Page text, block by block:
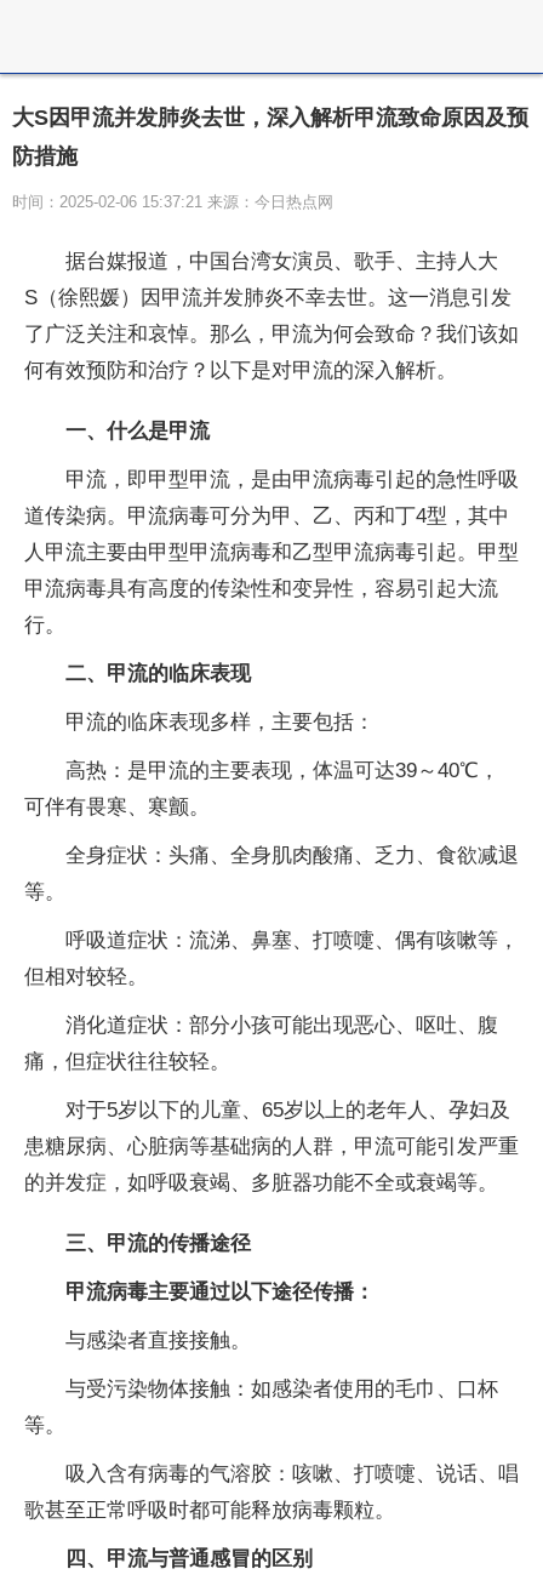
大S因甲流并发肺炎去世，深入解析甲流致命原因及预
防措施
时间：2025-02-06 15:37:21 来源：今日热点网
据台媒报道，中国台湾女演员、歌手、主持人大
S（徐熙媛）因甲流并发肺炎不幸去世。这一消息引发
了广泛关注和哀悼。那么，甲流为何会致命？我们该如
何有效预防和治疗？以下是对甲流的深入解析。
一、 什么是甲流
甲流，即甲型甲流，是由甲流病毒引起的急性呼吸
道传染病。甲流病毒可分为甲、乙、丙和丁4型，其中
人甲流主要由甲型甲流病毒和乙型甲流病毒引起。甲型
甲流病毒具有高度的传染性和变异性，容易引起大流
行。
二、甲流的临床表现
甲流的临床表现多样，主要包括：
高热：是甲流的主要表现，体温可达39～40℃，
可伴有畏寒、寒颤。
全身症状：头痛、全身肌肉酸痛、乏力、食欲减退
等。
呼吸道症状：流涕、鼻塞、打喷嚏、偶有咳嗽等，
但相对较轻。
消化道症状：部分小孩可能出现恶心、呕吐、腹
痛，但症状往往较轻。
对于5岁以下的儿童、65岁以上的老年人、孕妇及
患糖尿病、心脏病等基础病的人群，甲流可能引发严重
的并发症，如呼吸衰竭、多脏器功能不全或衰竭等。
三、甲流的传播途径
甲流病毒主要通过以下途径传播：
与感染者直接接触。
与受污染物体接触：如感染者使用的毛巾、口杯
等。
吸入含有病毒的气溶胶：咳嗽、打喷嚏、说话、唱
歌甚至正常呼吸时都可能释放病毒颗粒。
四、甲流与普通感冒的区别